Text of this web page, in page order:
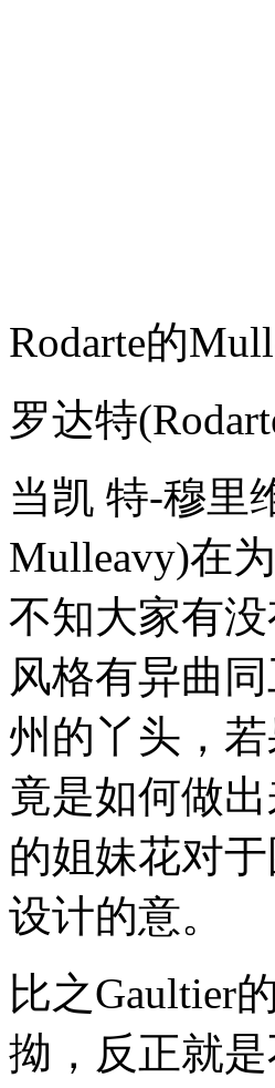
Rodarte的
罗达特
当凯 特-穆里
Mulleavy)在
不知大家有没
风格有异曲
州的丫头，
竟是如何做
的姐妹花对
设计的意。
比之Gaultier
拗，反正就